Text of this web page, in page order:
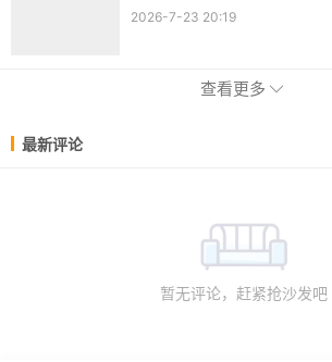
2026-7-23 20:19
查看更多
最新评论
暂无评论，赶紧抢沙发吧